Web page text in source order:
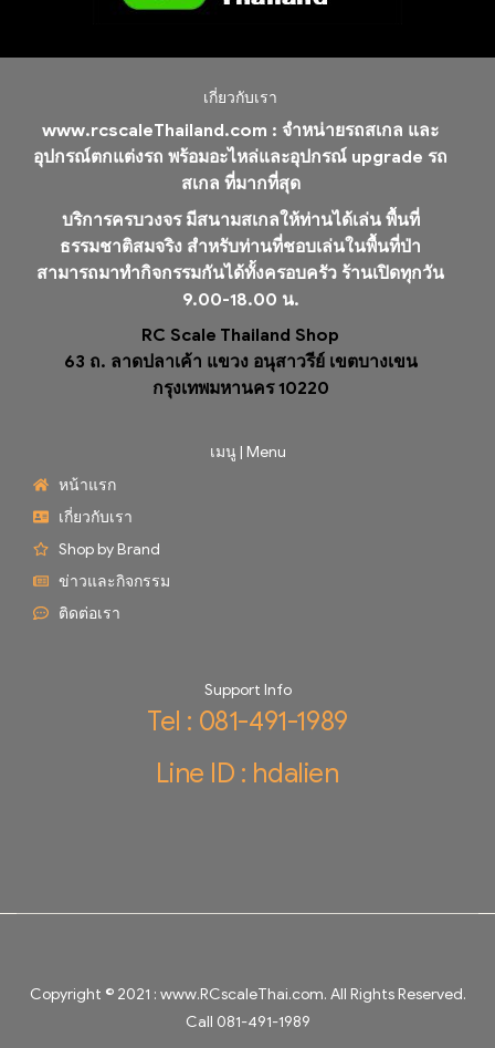
เกี่ยวกับเรา
www.rcscaleThailand.com : จำหน่ายรถสเกล และ
อุปกรณ์ตกแต่งรถ พร้อมอะไหล่และอุปกรณ์ upgrade รถ
สเกล ที่มากที่สุด
บริการครบวงจร มีสนามสเกลให้ท่านได้เล่น พื้นที่
ธรรมชาติสมจริง สำหรับท่านที่ชอบเล่นในพื้นที่ป่า
สามารถมาทำกิจกรรมกันได้ทั้งครอบครัว ร้านเปิดทุกวัน
9.00-18.00 น.
RC Scale Thailand Shop
63 ถ. ลาดปลาเค้า แขวง อนุสาวรีย์ เขตบางเขน
กรุงเทพมหานคร 10220
เมนู | Menu
หน้าแรก
เกี่ยวกับเรา
Shop by Brand
ข่าวและกิจกรรม
ติดต่อเรา
Support Info
Tel : 081-491-1989
Line ID : hdalien
Copyright © 2021 : www.RCscaleThai.com. All Rights Reserved.
Call 081-491-1989